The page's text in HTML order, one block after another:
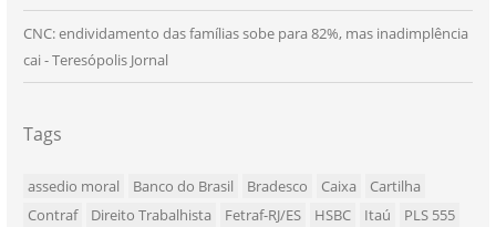
CNC: endividamento das famílias sobe para 82%, mas inadimplência
cai - Teresópolis Jornal
Tags
assedio moral Banco do Brasil Bradesco Caixa
Cartilha
Contraf
Direito Trabalhista Fetraf-RJ/ES HSBC Itaú
PLS 555